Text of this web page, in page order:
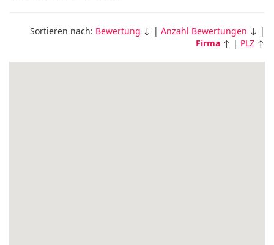
Sortieren nach: Bewertung ↓ | Anzahl Bewertungen ↓ |
Firma ↑ | PLZ ↑